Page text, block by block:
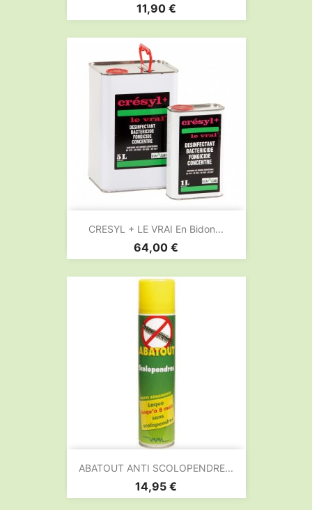
Prix
11,90 €
CRESYL + LE VRAI En Bidon...
Prix
64,00 €
ABATOUT ANTI SCOLOPENDRE...
Prix
14,95 €